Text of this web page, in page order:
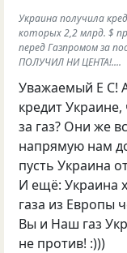
Украина получила
которых 2,2 млрд. $
перед Газпромом за
ПОЛУЧИЛ НИ ЦЕНТА!....
Уважаемый Е С!
кредит
за газ? Они же
напрямую нам
пусть Украина
И ещё: Украина
газа из Европы
Вы и Наш газ
не против! :)))